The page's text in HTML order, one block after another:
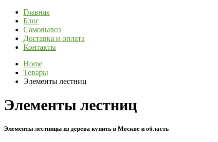
Главная
Блог
Самовывоз
Доставка и оплата
Контакты
Home
Товары
Элементы лестниц
Элементы лестниц
Элементы лестницы из дерева купить в Москве и область